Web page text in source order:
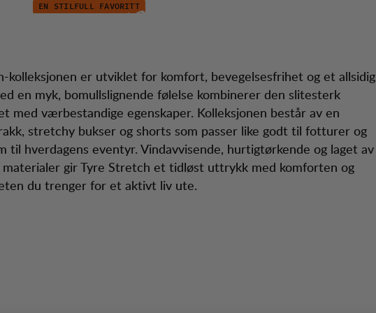
EN STILFULL FAVORITT
kolleksjonen er utviklet for komfort, bevegelsesfrihet og et allsidig
en myk, bomullslignende følelse kombinerer den slitesterk
med værbestandige egenskaper. Kolleksjonen består av en
stretchy bukser og shorts som passer like godt til fotturer og
til hverdagens eventyr. Vindavvisende, hurtigtørkende og laget av
gir Tyre Stretch et tidløst uttrykk med komforten og
du trenger for et aktivt liv ute.